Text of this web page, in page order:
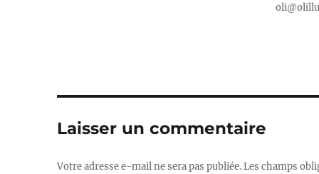
Laisser un commentaire
Votre adresse e-mail ne sera pas publiée.Les champs